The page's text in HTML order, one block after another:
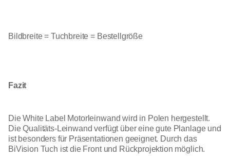
Bildbreite = Tuchbreite = Bestellgröße
Fazit
Die White Label Motorleinwand wird in Polen hergestellt.
Die Qualitäts-Leinwand verfügt über eine gute Planlage und
ist besonders für Präsentationen geeignet. Durch das
BiVision Tuch ist die Front und Rückprojektion möglich.